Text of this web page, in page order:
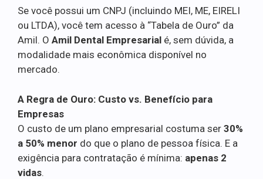
Se você possui um CNPJ (incluindo MEI, ME, EIRELI
ou LTDA), você tem acesso à “Tabela de Ouro” da
Amil. O Amil Dental Empresarial é, sem dúvida, a
modalidade mais econômica disponível no
mercado.
A Regra de Ouro: Custo vs. Benefício para
Empresas
O custo de um plano empresarial costuma ser 30%
a 50% menor do que o plano de pessoa física. E a
exigência para contratação é mínima: apenas 2
vidas.